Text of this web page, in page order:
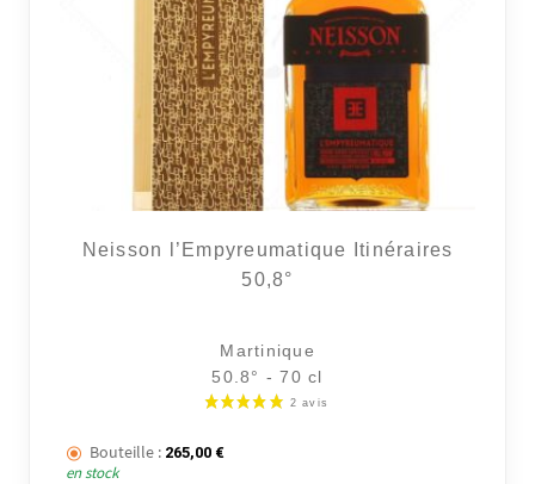
Neisson l’Empyreumatique Itinéraires
50,8°
Martinique
50.8° - 70 cl
Bouteille : 265,00 €
en stock